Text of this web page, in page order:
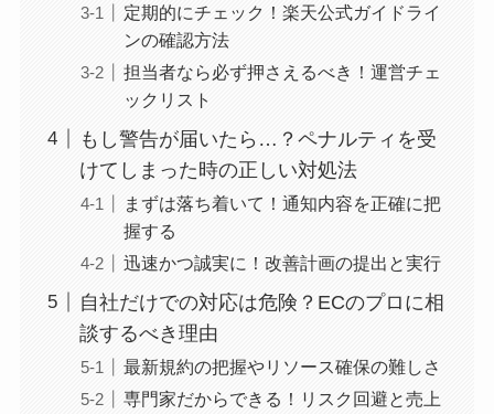
定期的にチェック！楽天公式ガイドライ
ンの確認方法
担当者なら必ず押さえるべき！運営チェ
ックリスト
もし警告が届いたら…？ペナルティを受
けてしまった時の正しい対処法
まずは落ち着いて！通知内容を正確に把
握する
迅速かつ誠実に！改善計画の提出と実行
自社だけでの対応は危険？ECのプロに相
談するべき理由
最新規約の把握やリソース確保の難しさ
専門家だからできる！リスク回避と売上